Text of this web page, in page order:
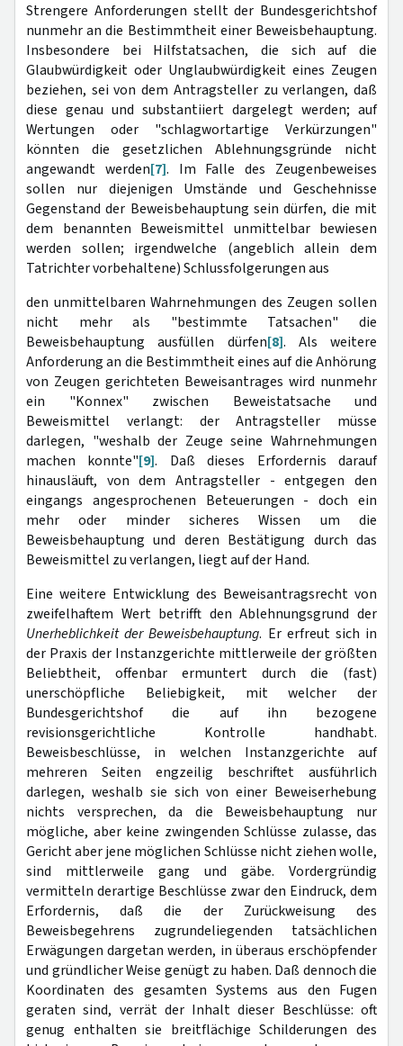
Strengere Anforderungen stellt der Bundesgerichtshof
nunmehr an die Bestimmtheit einer Beweisbehauptung.
Insbesondere bei Hilfstatsachen, die sich auf die
Glaubwürdigkeit oder Unglaubwürdigkeit eines Zeugen
beziehen, sei von dem Antragsteller zu verlangen, daß
diese genau und substantiiert dargelegt werden; auf
Wertungen oder "schlagwortartige Verkürzungen"
könnten die gesetzlichen Ablehnungsgründe nicht
angewandt werden[7]. Im Falle des Zeugenbeweises
sollen nur diejenigen Umstände und Geschehnisse
Gegenstand der Beweisbehauptung sein dürfen, die mit
dem benannten Beweismittel unmittelbar bewiesen
werden sollen; irgendwelche (angeblich allein dem
Tatrichter vorbehaltene) Schlussfolgerungen aus
den unmittelbaren Wahrnehmungen des Zeugen sollen
nicht mehr als "bestimmte Tatsachen" die
Beweisbehauptung ausfüllen dürfen[8]. Als weitere
Anforderung an die Bestimmtheit eines auf die Anhörung
von Zeugen gerichteten Beweisantrages wird nunmehr
ein "Konnex" zwischen Beweistatsache und
Beweismittel verlangt: der Antragsteller müsse
darlegen, "weshalb der Zeuge seine Wahrnehmungen
machen konnte"[9]. Daß dieses Erfordernis darauf
hinausläuft, von dem Antragsteller - entgegen den
eingangs angesprochenen Beteuerungen - doch ein
mehr oder minder sicheres Wissen um die
Beweisbehauptung und deren Bestätigung durch das
Beweismittel zu verlangen, liegt auf der Hand.
Eine weitere Entwicklung des Beweisantragsrecht von
zweifelhaftem Wert betrifft den Ablehnungsgrund der
Unerheblichkeit der Beweisbehauptung. Er erfreut sich in
der Praxis der Instanzgerichte mittlerweile der größten
Beliebtheit, offenbar ermuntert durch die (fast)
unerschöpfliche Beliebigkeit, mit welcher der
Bundesgerichtshof die auf ihn bezogene
revisionsgerichtliche Kontrolle handhabt.
Beweisbeschlüsse, in welchen Instanzgerichte auf
mehreren Seiten engzeilig beschriftet ausführlich
darlegen, weshalb sie sich von einer Beweiserhebung
nichts versprechen, da die Beweisbehauptung nur
mögliche, aber keine zwingenden Schlüsse zulasse, das
Gericht aber jene möglichen Schlüsse nicht ziehen wolle,
sind mittlerweile gang und gäbe. Vordergründig
vermitteln derartige Beschlüsse zwar den Eindruck, dem
Erfordernis, daß die der Zurückweisung des
Beweisbegehrens zugrundeliegenden tatsächlichen
Erwägungen dargetan werden, in überaus erschöpfender
und gründlicher Weise genügt zu haben. Daß dennoch die
Koordinaten des gesamten Systems aus den Fugen
geraten sind, verrät der Inhalt dieser Beschlüsse: oft
genug enthalten sie breitflächige Schilderungen des